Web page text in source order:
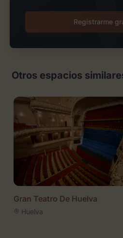
Registrarme
Otros espacios
Gran Teatro De Huelva
Huelva